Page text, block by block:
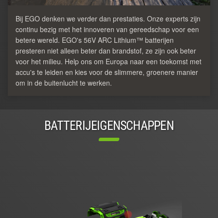
Bij EGO denken we verder dan prestaties. Onze experts zijn
continu bezig met het innoveren van gereedschap voor een
betere wereld. EGO's 56V ARC Lithium™ batterijen
presteren niet alleen beter dan brandstof, ze zijn ook beter
voor het milieu. Help ons om Europa naar een toekomst met
accu's te leiden en kies voor de slimmere, groenere manier
om in de buitenlucht te werken.
BATTERIJEIGENSCHAPPEN